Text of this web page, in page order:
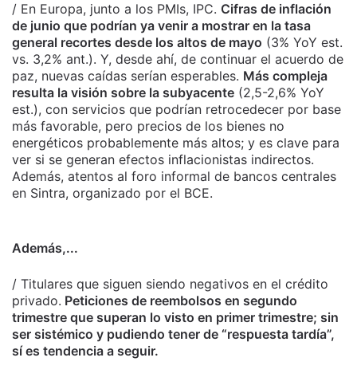
/ En Europa, junto a los PMIs, IPC. Cifras de inflación
de junio que podrían ya venir a mostrar en la tasa
general recortes desde los altos de mayo (3% YoY est.
vs. 3,2% ant.). Y, desde ahí, de continuar el acuerdo de
paz, nuevas caídas serían esperables. Más compleja
resulta la visión sobre la subyacente (2,5-2,6% YoY
est.), con servicios que podrían retrocedecer por base
más favorable, pero precios de los bienes no
energéticos probablemente más altos; y es clave para
ver si se generan efectos inflacionistas indirectos.
Además, atentos al foro informal de bancos centrales
en Sintra, organizado por el BCE.
Además,...
/ Titulares que siguen siendo negativos en el crédito
privado. Peticiones de reembolsos en segundo
trimestre que superan lo visto en primer trimestre; sin
ser sistémico y pudiendo tener de “respuesta tardía”,
sí es tendencia a seguir.